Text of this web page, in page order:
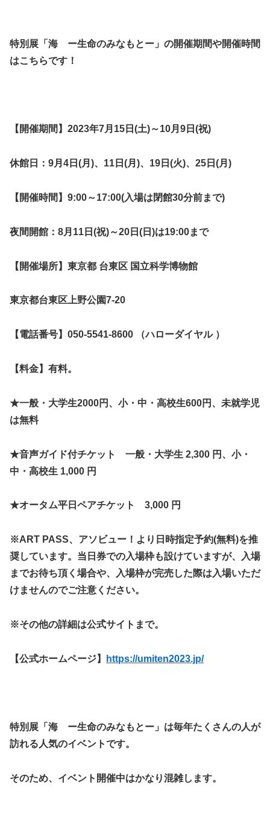
特別展「海 ー生命のみなもとー」の開催期間や開催時間
はこちらです！
【開催期間】 2023年7月15日(土)～10月9日(祝)
休館日：9月4日(月)、11日(月)、19日(火)、25日(月)
【開催時間】9:00～17:00(入場は閉館30分前まで)
夜間開館：8月11日(祝)～20日(日)は19:00まで
【開催場所】東京都 台東区 国立科学博物館
東京都台東区上野公園7-20
【電話番号】 050-5541-8600 （ハローダイヤル ）
【料金】 有料。
★一般・大学生2000円、小・中・高校生600円、未就学児
は無料
★音声ガイド付チケット 一般・大学生 2,300 円、小・
中・高校生 1,000 円
★オータム平日ペアチケット 3,000 円
※ART PASS、アソビュー！より日時指定予約(無料)を推
奨しています。当日券での入場枠も設けていますが、入場
までお待ち頂く場合や、入場枠が完売した際は入場いただ
けませんのでご注意ください。
※その他の詳細は公式サイトまで。
【公式ホームページ】 https://umiten2023.jp/
特別展「海 ー生命のみなもとー」は毎年たくさんの人が
訪れる人気のイベントです。
そのため、イベント開催中はかなり混雑します。